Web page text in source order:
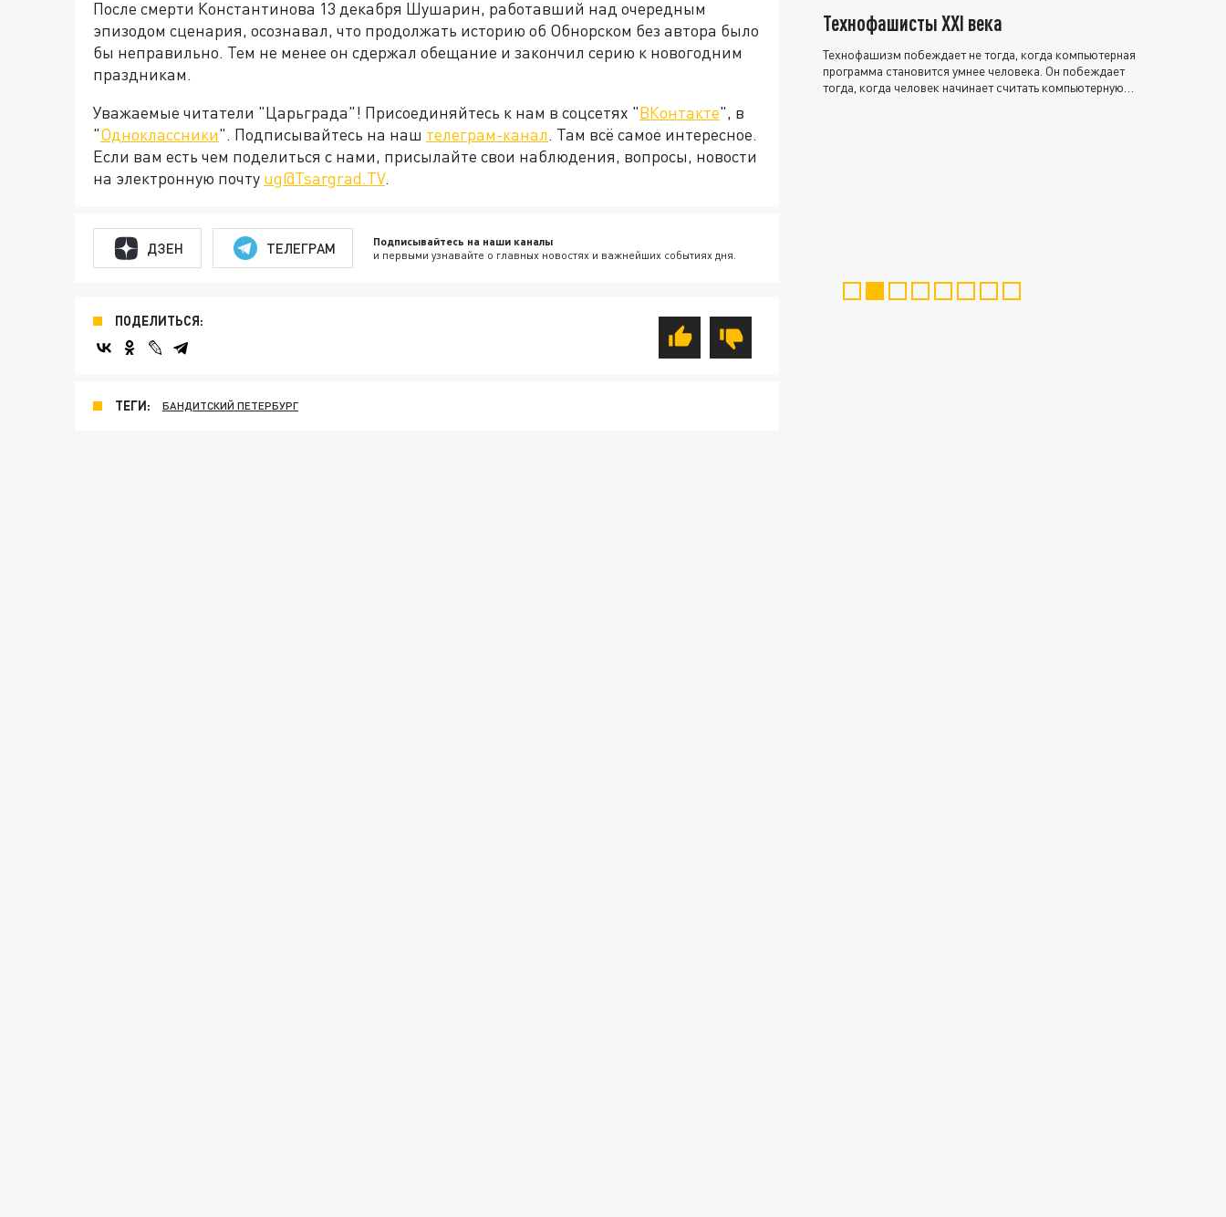
После смерти Константинова 13 декабря Шушарин, работавший над очередным
эпизодом сценария, осознавал, что продолжать историю об Обнорском без автора было
бы неправильно. Тем не менее он сдержал обещание и закончил серию к новогодним
праздникам.
Уважаемые читатели "Царьграда"! Присоединяйтесь к нам в соцсетях "ВКонтакте", в
"Одноклассники". Подписывайтесь на наш телеграм-канал. Там всё самое интересное.
Если вам есть чем поделиться с нами, присылайте свои наблюдения, вопросы, новости
на электронную почту ug@Tsargrad.TV.
ДЗЕН ТЕЛЕГРАМ Подписывайтесь на наши каналы
и первыми узнавайте о главных новостях и важнейших событиях дня.
ПОДЕЛИТЬСЯ:
ТЕГИ: БАНДИТСКИЙ ПЕТЕРБУРГ
Технофашисты XXI века
Технофашизм побеждает не тогда, когда компьютерная
программа становится умнее человека. Он побеждает
тогда, когда человек начинает считать компьютерную